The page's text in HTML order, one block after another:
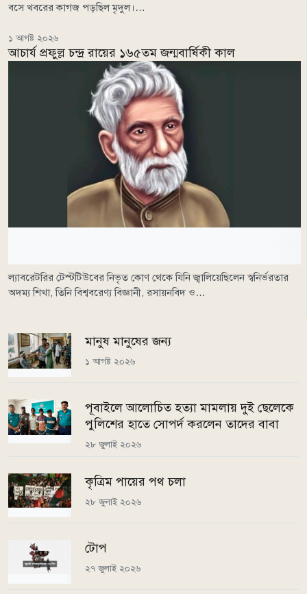
বসে খবরের কাগজ পড়ছিল মৃদুল।…
১ আগষ্ট ২০২৬
আচার্য প্রফুল্ল চন্দ্র রায়ের ১৬৫তম জন্মবার্ষিকী কাল
ল্যাবরেটরির টেস্টটিউবের নিভৃত কোণ থেকে যিনি জ্বালিয়েছিলেন স্বনির্ভরতার
অদম্য শিখা, তিনি বিশ্ববরেণ্য বিজ্ঞানী, রসায়নবিদ ও…
মানুষ মানুষের জন্য
১ আগষ্ট ২০২৬
পূবাইলে আলোচিত হত্যা মামলায় দুই ছেলেকে
পুলিশের হাতে সোপর্দ করলেন তাদের বাবা
২৮ জুলাই ২০২৬
কৃত্রিম পায়ের পথ চলা
২৮ জুলাই ২০২৬
টোপ
২৭ জুলাই ২০২৬